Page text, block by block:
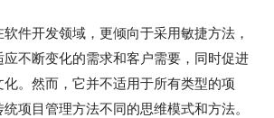
件开发领域，更倾向于采用敏捷方法，
不断变化的需求和客户需要，同时促进
。然而，它并不适用于所有类型的项
项目管理方法不同的思维模式和方法。